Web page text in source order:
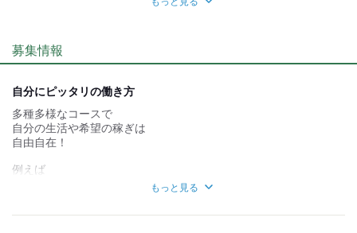
個性が生かせる
デスクワーク
お客様との対話が
少ない
募集情報
自分にピッタリの働き方
多種多様なコースで
自分の生活や希望の稼ぎは
自由自在！
例えば
配達距離・車種・勤務時間・給与
あなただけの働き方を
もっと見る